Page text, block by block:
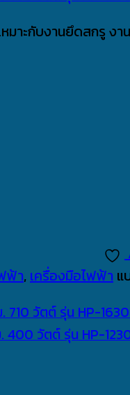
มาะกับงานยึดสกรู ง
ฟ้า, เครื่องมือไฟฟ้า แ